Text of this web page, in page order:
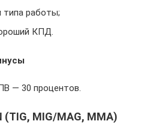
типа работы;
КПД.
— 30 процентов.
(TIG, MIG/MAG, MMA)